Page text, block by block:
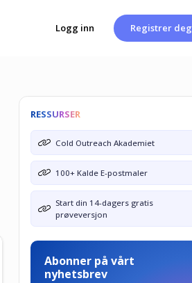
Logg inn Registrer deg
RESSURSER
Cold Outreach Akademiet
100+ Kalde E-postmaler
Start din 14-dagers gratis
prøveversjon
Abonner på vårt
nyhetsbrev